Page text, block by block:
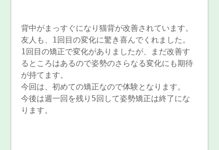
背中がまっすぐになり猫背が改善されています。
友人も、1回目の変化に驚き喜んでくれました。
1回目の矯正で変化がありましたが、まだ改善す
るところはあるので姿勢のさらなる変化にも期待
が持てます。
今回は、初めての矯正なので体験となります。
今後は週一回を残り5回して姿勢矯正は終了にな
ります。